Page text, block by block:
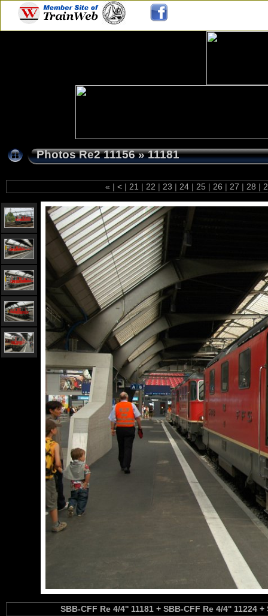
Photos Re2 11156»11181
« | < | 21 | 22 | 23 | 24 | 25 | 26 | 27 | 28 |
SBB-CFF Re 4/4'' 11181 + SBB-CFF Re 4/4'' 11224